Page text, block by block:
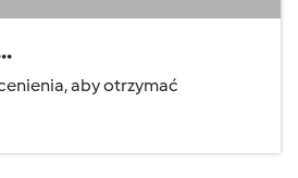
aby otrzymać